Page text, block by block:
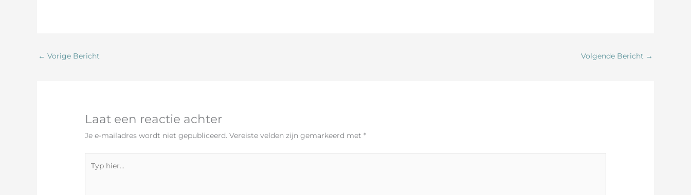
← Vorige Bericht Volgende Bericht →
Laat een reactie achter
Je e-mailadres wordt niet gepubliceerd. Vereiste velden zijn gemarkeerd met*
hier...